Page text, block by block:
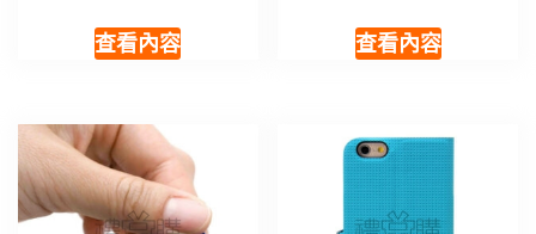
查看內容 查看內容